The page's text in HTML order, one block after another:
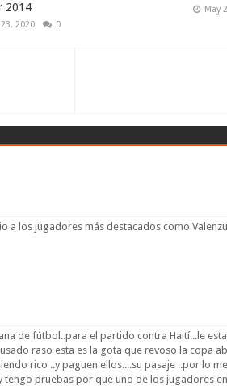
2014
2020 0
May
a los jugadores más destacados como
de fútbol..para el partido contra Haití...le
raso esta es la gota que revoso la copa
rico ..y paguen ellos....su pasaje ..por lo
tengo pruebas por que uno de los jugadores